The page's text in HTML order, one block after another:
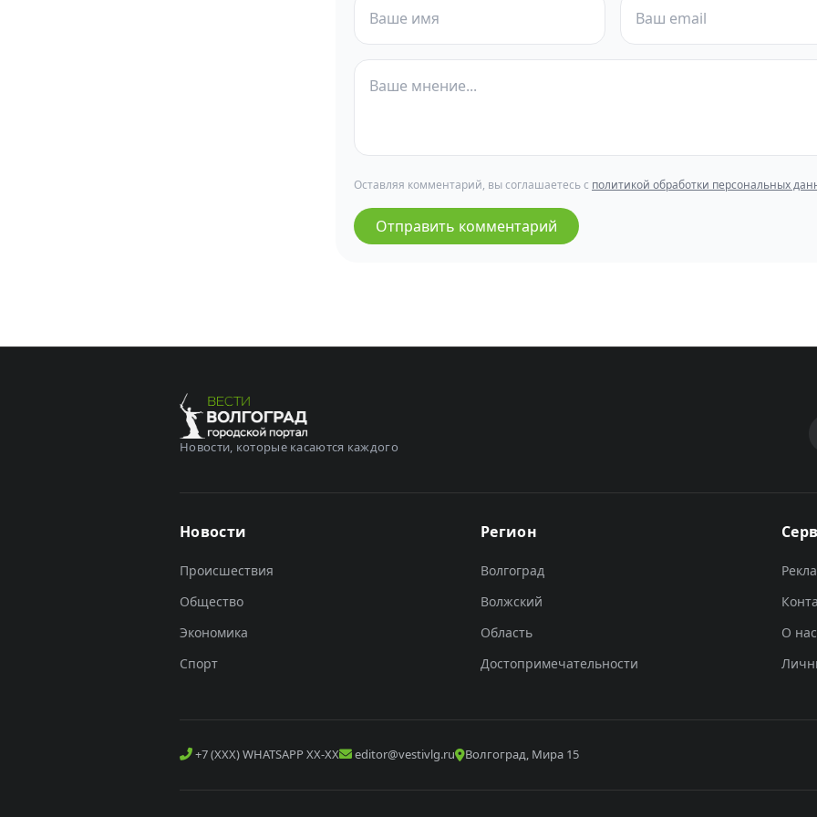
Оставляя комментарий, вы соглашаетесь с политикой обработки персональных
Отправить комментарий
Новости, которые касаются каждого
Новости
Происшествия
Общество
Экономика
Спорт
Регион
Волгоград
Волжский
Область
Достопримечательности
О нас
+7 (XXX) WHATSAPP XX-XX editor@vestivlg.ru Волгоград, Мира 15